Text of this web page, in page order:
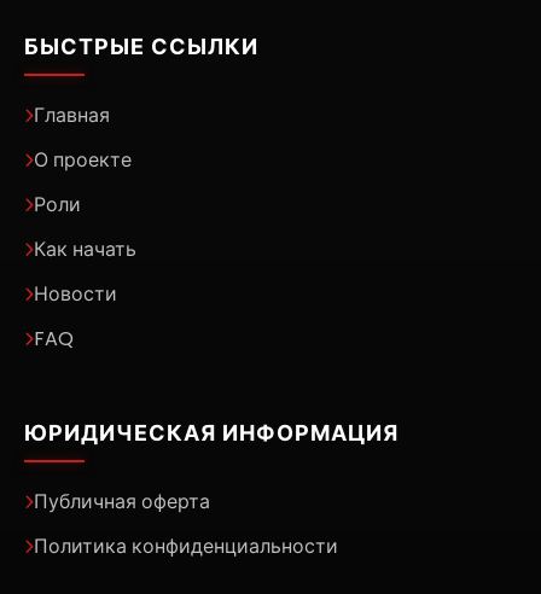
БЫСТРЫЕ ССЫЛКИ
Главная
О проекте
Роли
Как начать
Новости
FAQ
ЮРИДИЧЕСКАЯ ИНФОРМАЦИЯ
Публичная оферта
Политика конфиденциальности